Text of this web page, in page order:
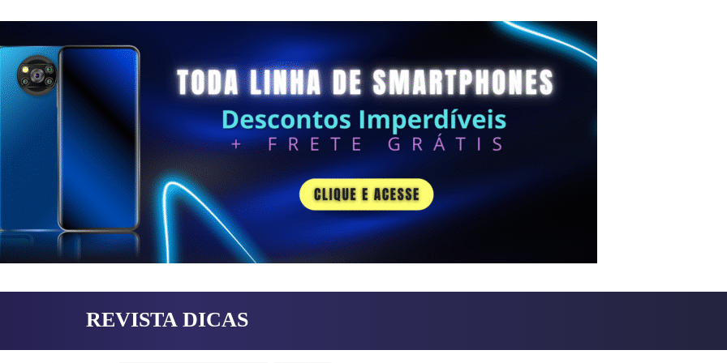
REVISTA DICAS